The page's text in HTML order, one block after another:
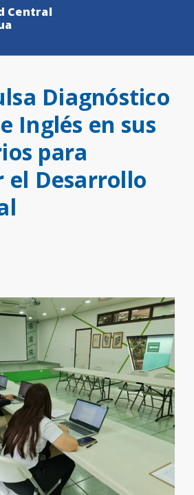
Diagnóstico
Inglés en sus
para
el Desarrollo
Central